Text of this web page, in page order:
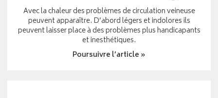
Avec la chaleur des problèmes de circulation veineuse
peuvent apparaître. D’abord légers et indolores ils
peuvent laisser place à des problèmes plus handicapants
et inesthétiques.
Poursuivre l’article »